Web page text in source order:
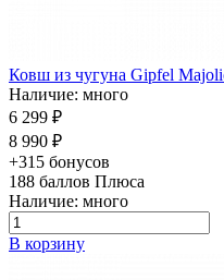
Ковш из чугуна Gipfel
Наличие: много
6 299 ₽
8 990 ₽
+315 бонусов
188 баллов Плюса
Наличие: много
В корзину